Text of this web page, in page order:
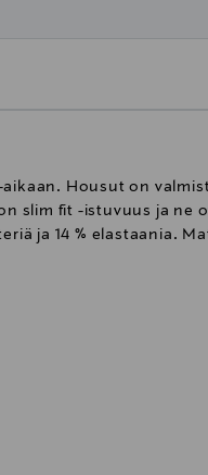
Housut on
slim fit -istuvuus ja ne
ja 14 % elastaania.